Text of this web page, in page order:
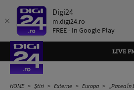
Digi24
m.digi24.ro
FREE - In Google Play
LIVE
HOME Știri Externe Europa „Pacea în Europa nu mai